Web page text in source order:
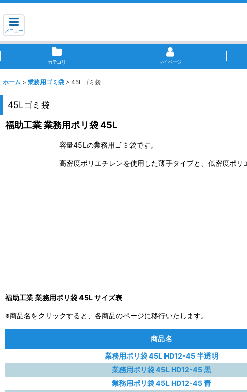
メニュー
カテゴリ マイページ
ホーム > 業務用ゴミ袋 > 45Lゴミ袋
45Lゴミ袋
福助工業 業務用ポリ袋 45L
容量45Lの業務用ゴミ袋です。
高密度ポリエチレンを使用した薄手タイプと、低密度ポリ
福助工業 業務用ポリ袋 45L サイズ表
※商品名をクリックすると、各商品のページに移行いたします。
商品名
業務用ポリ袋 45L HD12-45 半透明
業務用ポリ袋 45L HD12-45 黒
業務用ポリ袋 45L HD12-45 青